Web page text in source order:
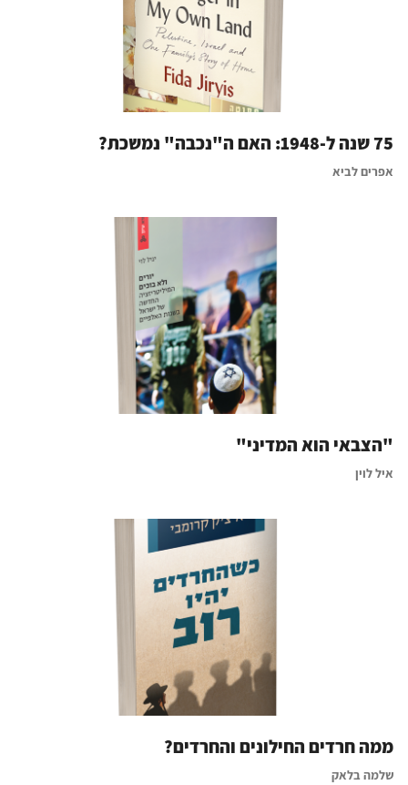
75 שנה ל-1948: האם ה"נכבה" נמשכת?
אפרים לביא
"הצבאי הוא המדיני"
איל לוין
ממה חרדים החילונים והחרדים?
שלמה בלאק